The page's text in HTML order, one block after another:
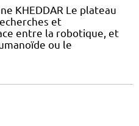
KHEDDAR Le plateau
et
entre la robotique, et
ou le